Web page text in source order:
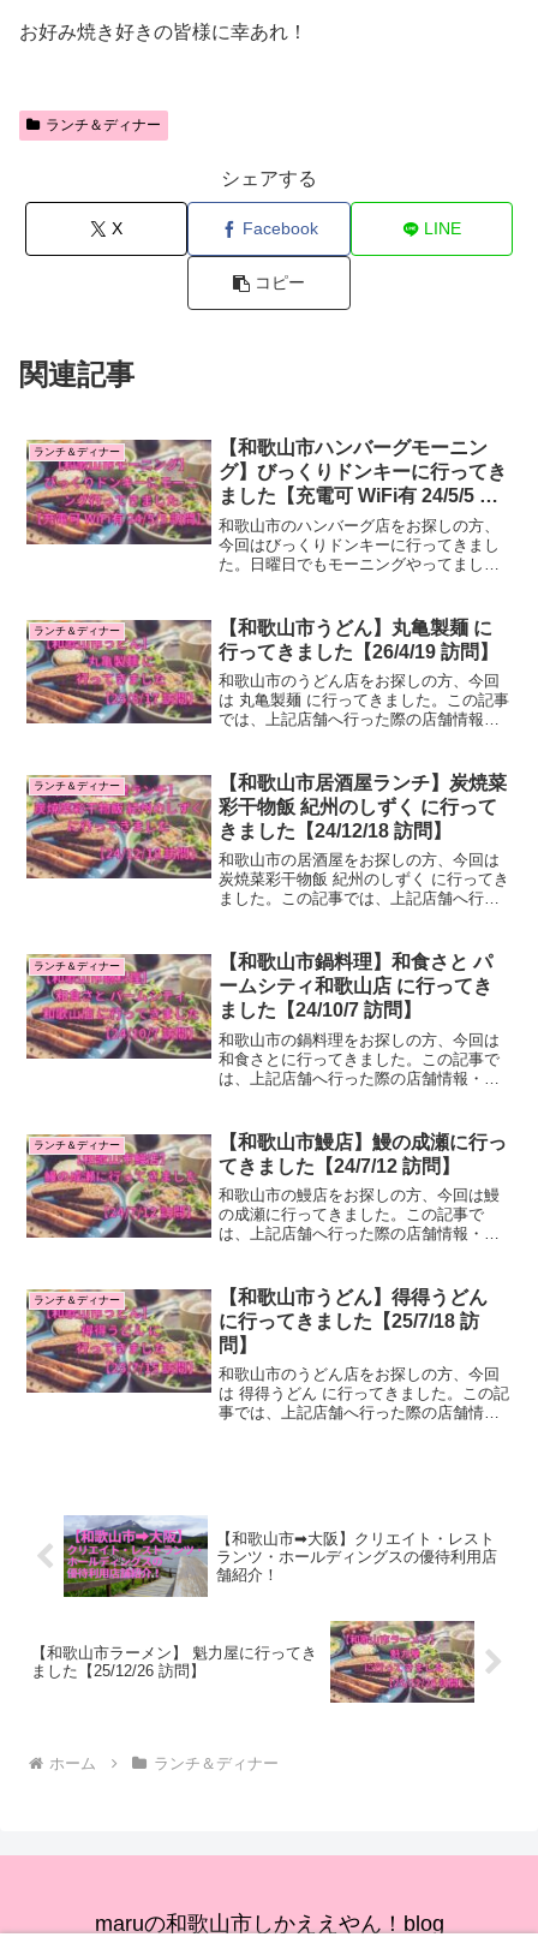
お好み焼き好きの皆様に幸あれ！
ランチ＆ディナー
シェアする
X Facebook LINE
コピー
関連記事
ランチ＆ディナー
【和歌山市ハンバーグモーニン
グ】びっくりドンキーに行ってき
ました【充電可 WiFi有 24/5/5 訪
問】
和歌山市のハンバーグ店をお探しの方、
今回はびっくりドンキーに行ってきまし
た。日曜日でもモーニングやってまし
じめに：和歌山市のランチ、ディナーを
検討している皆様へ私のブロ...
ランチ＆ディナー
【和歌山市うどん】丸亀製麺 に
行ってきました【26/4/19 訪問】
和歌山市のうどん店をお探しの方、今回
は 丸亀製麺 に行ってきました。この記事
では、上記店舗へ行った際の店舗情報・
様へ私のブログでは和歌山市のランチ、
ディナーに実際に行っ...
ランチ＆ディナー
【和歌山市居酒屋ランチ】炭焼菜
彩干物飯 紀州のしずく に行って
きました【24/12/18 訪問】
和歌山市の居酒屋をお探しの方、今回は
炭焼菜彩干物飯 紀州のしずく に行ってき
ました。この記事では、上記店舗へ行っ
を検討している皆様へ私のブログでは和
歌山市のランチ、デ...
ランチ＆ディナー
【和歌山市鍋料理】和食さと パ
ームシティ和歌山店 に行ってき
ました【24/10/7 訪問】
和歌山市の鍋料理をお探しの方、今回は
和食さとに行ってきました。この記事で
は、上記店舗へ行った際の店舗情報・感
へ私のブログでは和歌山市のランチ、デ
ィナーに実際に行ってみ...
ランチ＆ディナー
【和歌山市鰻店】鰻の成瀬に行っ
てきました【24/7/12 訪問】
和歌山市の鰻店をお探しの方、今回は鰻
の成瀬に行ってきました。この記事で
は、上記店舗へ行った際の店舗情報・感
へ私のブログでは和歌山市のランチ、デ
ィナーに実際に行ってみた際...
ランチ＆ディナー
【和歌山市うどん】得得うどん
に行ってきました【25/7/18 訪
問】
和歌山市のうどん店をお探しの方、今回
は 得得うどん に行ってきました。この記
事では、上記店舗へ行った際の店舗情
【和歌山市➡大阪】クリエイト・レスト
ランツ・ホールディングスの優待利用店
舗紹介！
【和歌山市ラーメン】 魁力屋に行ってき
ました【25/12/26 訪問】
ホーム ランチ＆ディナー
maruの和歌山市しかええやん！blog